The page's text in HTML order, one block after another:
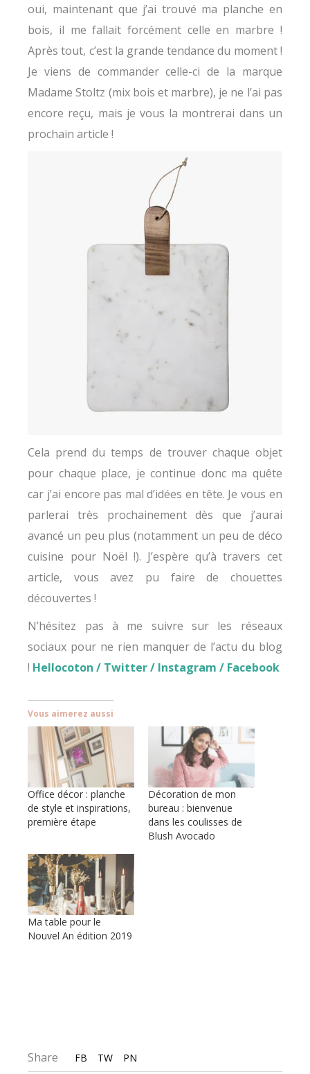
oui, maintenant que j’ai trouvé ma planche en
bois, il me fallait forcément celle en marbre !
Après tout, c’est la grande tendance du moment !
Je viens de commander celle-ci de la marque
Madame Stoltz (mix bois et marbre), je ne l’ai pas
encore reçu, mais je vous la montrerai dans un
prochain article !
Cela prend du temps de trouver chaque objet
pour chaque place, je continue donc ma quête
car j’ai encore pas mal d’idées en tête. Je vous en
parlerai très prochainement dès que j’aurai
avancé un peu plus (notamment un peu de déco
cuisine pour Noël !). J’espère qu’à travers cet
article, vous avez pu faire de chouettes
découvertes !
N’hésitez pas à me suivre sur les réseaux
sociaux pour ne rien manquer de l’actu du blog
! Hellocoton / Twitter/ Instagram / Facebook
Vous aimerez aussi
Office décor : planche
de style et inspirations,
première étape
Décoration de mon
bureau : bienvenue
dans les coulisses de
Blush Avocado
Ma table pour le
Nouvel An édition 2019
Share FB TW PN